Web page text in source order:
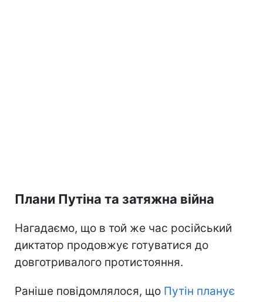
Плани Путіна та затяжна війна
Нагадаємо, що в той же час російський
диктатор продовжує готуватися до
довготривалого протистояння.
Раніше повідомлялося, що Путін планує